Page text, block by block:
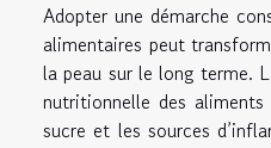
Adopter une démarche
alimentaires peut
la peau sur le long terme.
nutritionnelle des
sucre et les sources